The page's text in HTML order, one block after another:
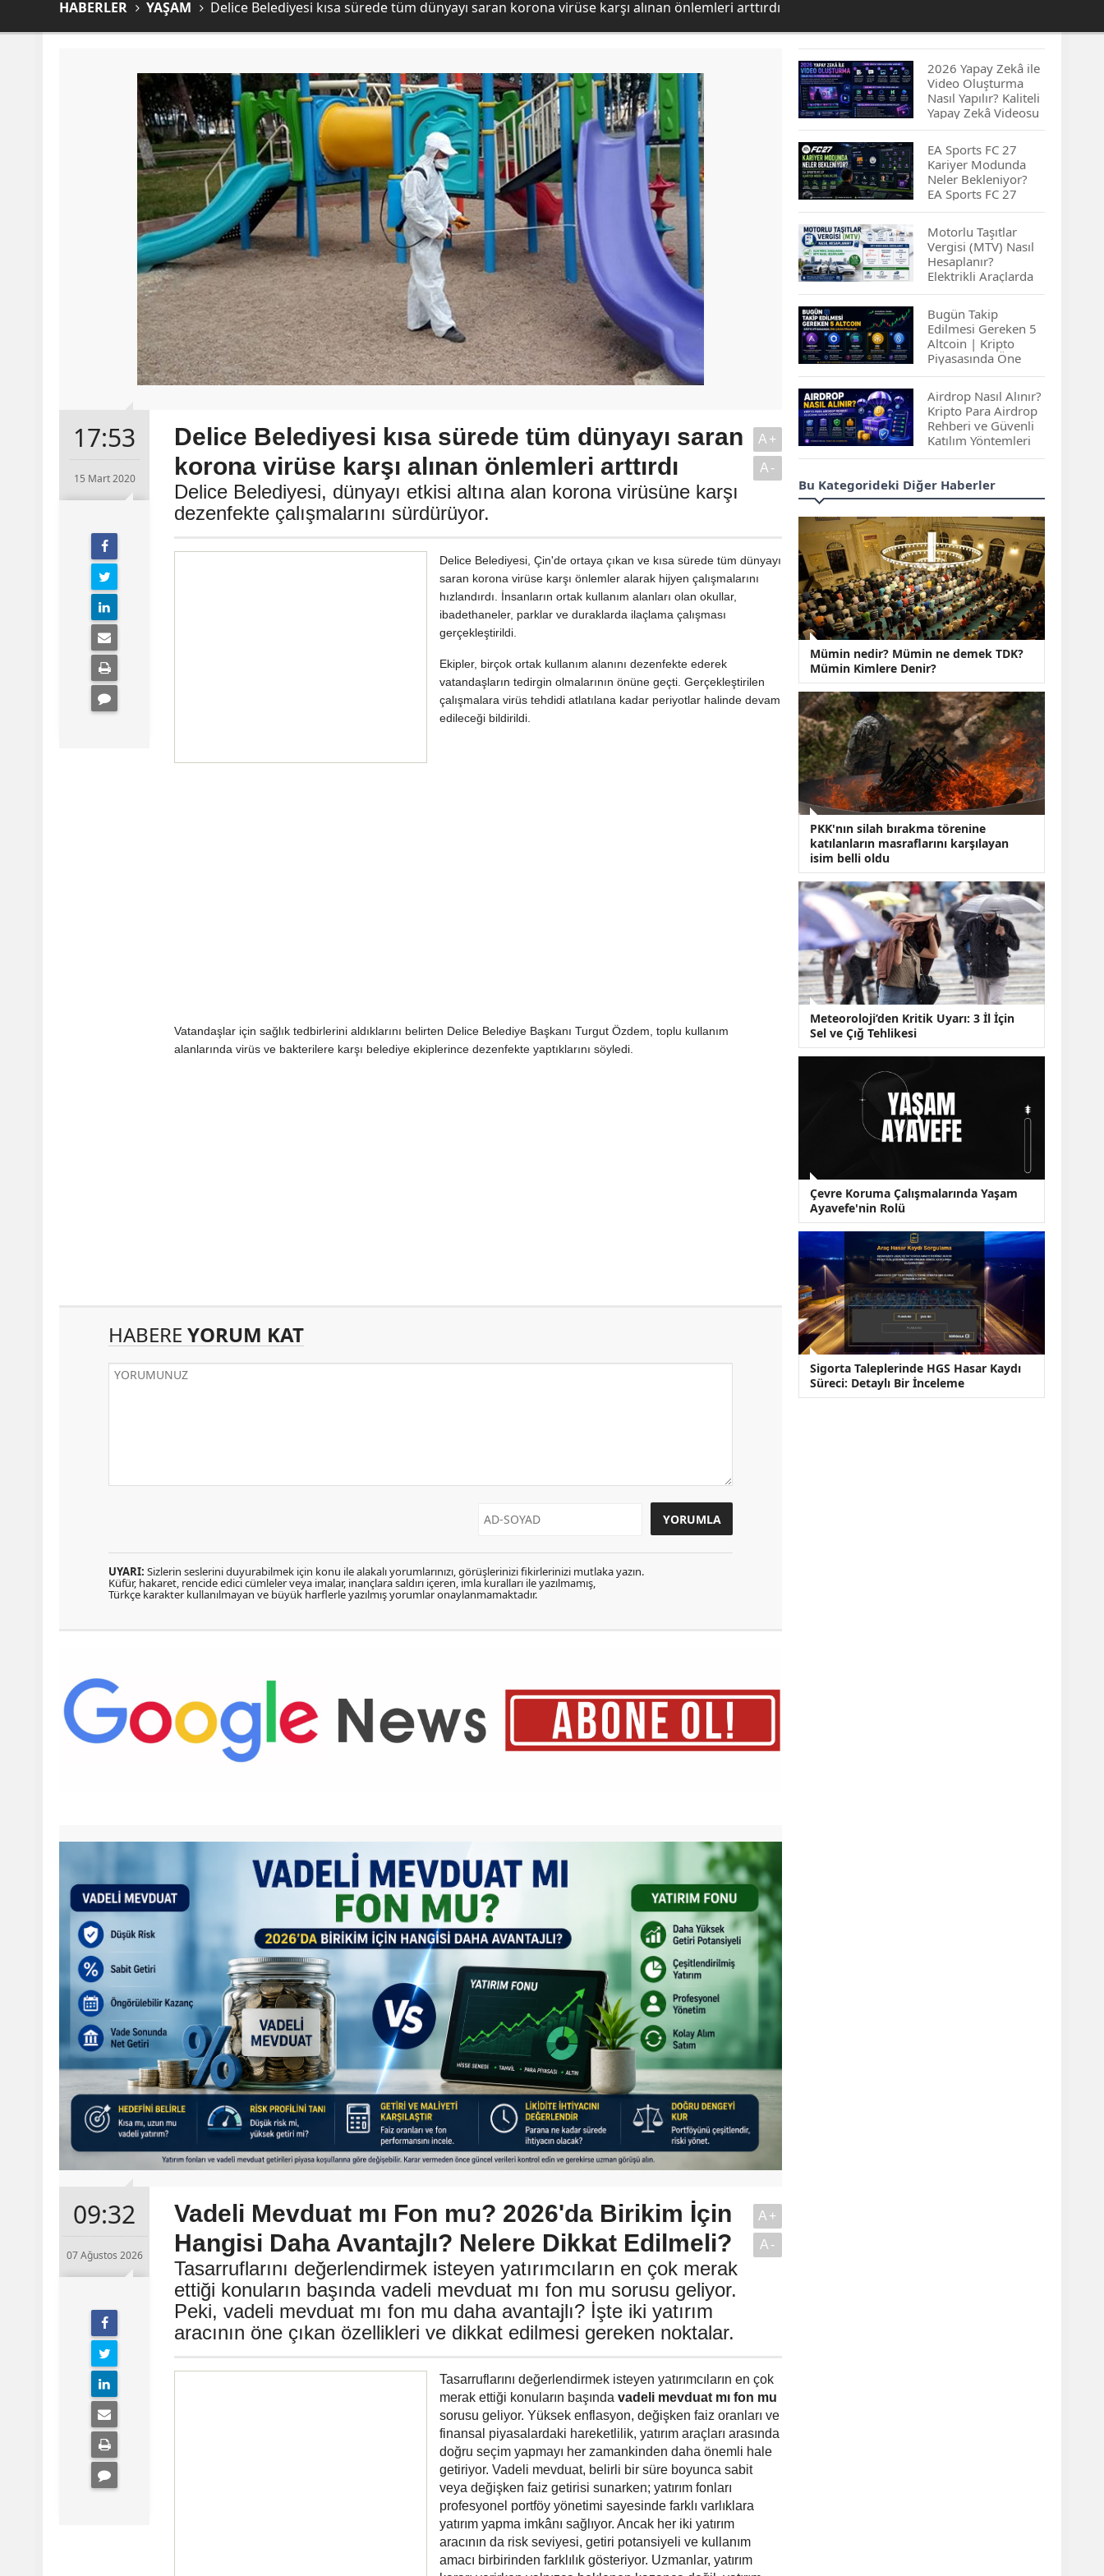
HABERLER YAŞAM Delice Belediyesi kısa sürede tüm dünyayı saran korona virüse karşı alınan önlemleri arttırdı
17:53
15 Mart 2020
Delice Belediyesi kısa sürede tüm dünyayı saran
korona virüse karşı alınan önlemleri arttırdı
Delice Belediyesi, dünyayı etkisi altına alan korona virüsüne karşı
dezenfekte çalışmalarını sürdürüyor.
A+
A-
Delice Belediyesi, Çin'de ortaya çıkan ve kısa sürede tüm dünyayı
saran korona virüse karşı önlemler alarak hijyen çalışmalarını
hızlandırdı. İnsanların ortak kullanım alanları olan okullar,
ibadethaneler, parklar ve duraklarda ilaçlama çalışması
gerçekleştirildi.
Ekipler, birçok ortak kullanım alanını dezenfekte ederek
vatandaşların tedirgin olmalarının önüne geçti. Gerçekleştirilen
çalışmalara virüs tehdidi atlatılana kadar periyotlar halinde devam
edileceği bildirildi.
Vatandaşlar için sağlık tedbirlerini aldıklarını belirten Delice Belediye Başkanı Turgut Özdem, toplu kullanım
alanlarında virüs ve bakterilere karşı belediye ekiplerince dezenfekte yaptıklarını söyledi.
HABERE YORUM KAT
UYARI: Sizlerin seslerini duyurabilmek için konu ile alakalı yorumlarınızı, görüşlerinizi fikirlerinizi mutlaka yazın.
Küfür, hakaret, rencide edici cümleler veya imalar, inançlara saldırı içeren, imla kuralları ile yazılmamış,
Türkçe karakter kullanılmayan ve büyük harflerle yazılmış yorumlar onaylanmamaktadır.
09:32
07 Ağustos 2026
Vadeli Mevduat mı Fon mu? 2026'da Birikim İçin
Hangisi Daha Avantajlı? Nelere Dikkat Edilmeli?
Tasarruflarını değerlendirmek isteyen yatırımcıların en çok merak
ettiği konuların başında vadeli mevduat mı fon mu sorusu geliyor.
Peki, vadeli mevduat mı fon mu daha avantajlı? İşte iki yatırım
aracının öne çıkan özellikleri ve dikkat edilmesi gereken noktalar.
A+
A-
Tasarruflarını değerlendirmek isteyen yatırımcıların en çok
merak ettiği konuların başında vadeli mevduat mı fon mu
sorusu geliyor. Yüksek enflasyon, değişken faiz oranları ve
finansal piyasalardaki hareketlilik, yatırım araçları arasında
doğru seçim yapmayı her zamankinden daha önemli hale
getiriyor. Vadeli mevduat, belirli bir süre boyunca sabit
veya değişken faiz getirisi sunarken; yatırım fonları
profesyonel portföy yönetimi sayesinde farklı varlıklara
yatırım yapma imkânı sağlıyor. Ancak her iki yatırım
aracının da risk seviyesi, getiri potansiyeli ve kullanım
amacı birbirinden farklılık gösteriyor. Uzmanlar, yatırım
2026 Yapay Zekâ ile
Video Oluşturma
Nasıl Yapılır? Kaliteli
Yapay Zekâ Videosu
Hazırlamanın
İpuçları...
EA Sports FC 27
Kariyer Modunda
Neler Bekleniyor?
EA Sports FC 27
Kariyer Modu
Yenilikleri…
Motorlu Taşıtlar
Vergisi (MTV) Nasıl
Hesaplanır?
Elektrikli Araçlarda
MTV Nasıl
Hesaplanır? MTV
Borcu Nasıl
Sorgulanır?
Bugün Takip
Edilmesi Gereken 5
Altcoin | Kripto
Piyasasında Öne
Çıkan Projeler
Airdrop Nasıl Alınır?
Kripto Para Airdrop
Rehberi ve Güvenli
Katılım Yöntemleri
Spot ve Vadeli İşlem
Arasındaki Farklar |
İçin Daha Uygun?
ABD-İran Anlaşması
Sonrası Altın Rekora
Koştu, Petrol
Fiyatları Sert Düştü
Temmuz 2026 Maaş
Zammı Netleşiyor!
Memur, Emekli ve
Sosyal Yardımlarda
Yeni Oranlar
KOSGEB’den
KOBİ’lere Dev
Finansman Hamlesi:
36 Ay Vadeli 30
Milyon TL Destek
Emekli Maaşlarında
Temmuz Hesabı:
Zam Oranı ve Taban
Aylık İçin Yeni
Bu Kategorideki Diğer Haberler
Mümin nedir? Mümin ne demek TDK?
Mümin Kimlere Denir?
PKK'nın silah bırakma törenine
katılanların masraflarını karşılayan
isim belli oldu
Meteoroloji’den Kritik Uyarı: 3 İl İçin
Sel ve Çığ Tehlikesi
Çevre Koruma Çalışmalarında Yaşam
Ayavefe'nin Rolü
Sigorta Taleplerinde HGS Hasar Kaydı
Süreci: Detaylı Bir İnceleme